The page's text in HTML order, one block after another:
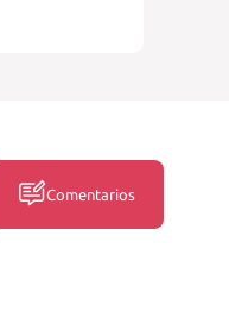
Comentarios